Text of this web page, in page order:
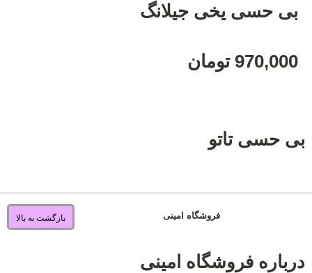
بی حسی یخی جیلانگ
970,000 تومان
بی حسی تاتو
فروشگاه امینی بازگشت به بالا
درباره فروشگاه امینی